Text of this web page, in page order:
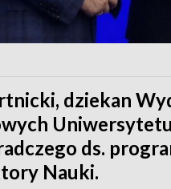
dziekan
ds.
Nauki.